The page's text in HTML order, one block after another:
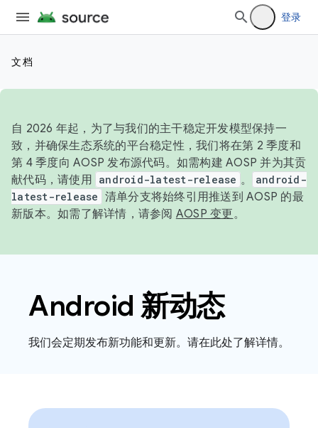
登录
文档
自 2026 年起，为了与我们的主干稳定开发模型保持一
致，并确保生态系统的平台稳定性，我们将在第 2 季度和
第 4 季度向 AOSP 发布源代码。如需构建 AOSP 并为其贡
献代码，请使用 android-latest-release 。
android-
latest-release 清单分支将始终引用推送到 AOSP 的最
新版本。如需了解详情，请参阅 AOSP 变更。
Android 新动态
我们会定期发布新功能和更新。请在此处了解详情。